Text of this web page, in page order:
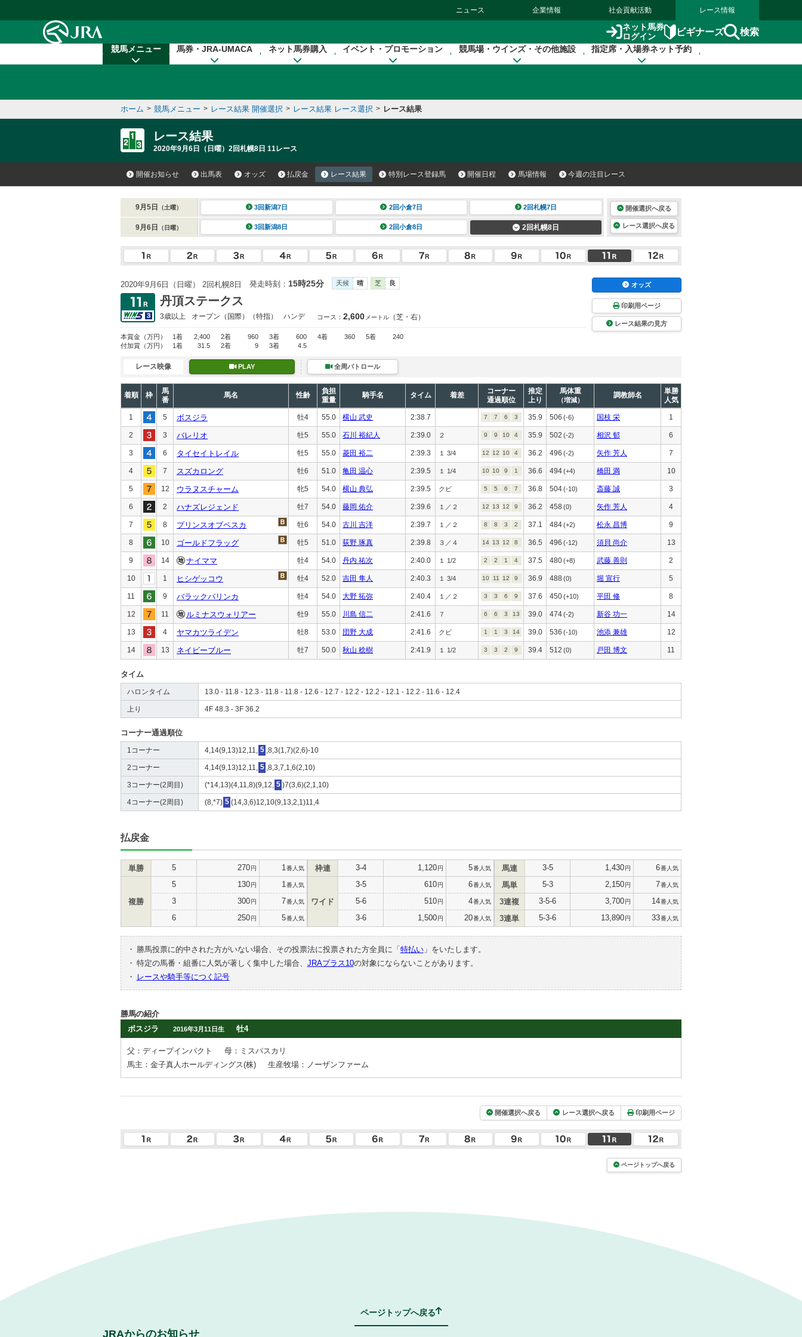
ニュース 企業情報 社会貢献活動 レース情報
ネット馬券
ログイン
ビギナーズ 検索
競馬メニュー 馬券・JRA-UMACA ネット馬券購入 イベント・プロモーション 競馬場・ウインズ・その他施設 指定席・入場券ネット予約
ホーム > 競馬メニュー > レース結果 開催選択 > レース結果 レース選択 > レース結果
レース結果
2020年9月6日（日曜）2回札幌8日 11レース
開催お知らせ 出馬表 オッズ 払戻金 レース結果 特別レース登録馬 開催日程 馬場情報 今週の注目レース
9月5日 （土曜） 3回新潟7日 2回小倉7日 2回札幌7日
9月6日 （日曜） 3回新潟8日 2回小倉8日 2回札幌8日
開催選択へ戻る
レース選択へ戻る
2020年9月6日（日曜） 2回札幌8日 発走時刻： 15時25分 天候 晴 芝 良
丹頂ステークス
3歳以上 オープン （国際）（特指） ハンデ コース： 2,600 メートル （芝・右）
本賞金 （万円） 1着 2,400 2着 960 3着 600 4着 360 5着
240
付加賞 （万円） 1着 31.5 2着 9 3着 4.5
オッズ
印刷用ページ
レース結果の見方
レース映像 PLAY 全周パトロール
着順 枠
馬
番
馬名 性齢
負担
重量
騎手名 タイム 着差
コーナー
通過順位
推定
上り
馬体重
（増減）
調教師名
単勝
人気
1 5 ボスジラ 牡4 55.0 横山 武史 2:38.7 7 7 6 3 35.9 506 (-6) 国枝 栄 1
2 3 バレリオ 牡5 55.0 石川 裕紀人 2:39.0 ２ 9 9 10 4 35.9 502 (-2) 相沢 郁 6
3 6 タイセイトレイル 牡5 55.0 菱田 裕二 2:39.3 １ 3/4 12 12 10 4 36.2 496 (-2) 矢作 芳人 7
4 7 スズカロング 牡6 51.0 亀田 温心 2:39.5 １ 1/4 10 10 9 1 36.6 494(+4) 橋田 満 10
5 12 ウラヌスチャーム 牝5 54.0 横山 典弘 2:39.5 クビ 5 5 6 7 36.8 504(-10) 斎藤 誠 3
6 2 ハナズレジェンド 牡7 54.0 藤岡 佑介 2:39.6 １／２ 12 13 12 9 36.2 458 (0) 矢作 芳人 4
7 8 プリンスオブペスカ 牡6 54.0 古川 吉洋 2:39.7 １／２ 8 8 3 2 37.1 484(+2) 松永 昌博 9
8 10 ゴールドフラッグ 牡5 51.0 荻野 琢真 2:39.8 ３／４ 14 13 12 8 36.5 496 (-12) 須貝 尚介 13
9 14 ナイママ 牡4 54.0 丹内 祐次 2:40.0 １ 1/2 2 2 1 4 37.5 480(+8) 武藤 善則 2
10 1 ヒシゲッコウ 牡4 52.0 吉田 隼人 2:40.3 １ 3/4 10 11 12 9 36.9 488 (0) 堀 宣行 5
11 9 バラックパリンカ 牡4 54.0 大野 拓弥 2:40.4 １／２ 3 3 6 9 37.6 450(+10) 平田 修 8
12 11 ルミナスウォリアー 牡9 55.0 川島 信二 2:41.6 ７ 6 6 3 13 39.0 474(-2) 新谷 功一 14
13 4 ヤマカツライデン 牡8 53.0 団野 大成 2:41.6 クビ 1 1 3 14 39.0 536 (-10) 池添 兼雄 12
14 13 ネイビーブルー 牡7 50.0 秋山 稔樹 2:41.9 １ 1/2 3 3 2 9 39.4 512 (0) 戸田 博文 11
タイム
ハロンタイム 13.0 - 11.8 - 12.3 - 11.8 - 11.8 - 12.6 - 12.7 - 12.2 - 12.2 - 12.1 - 12.2 - 11.6 - 12.4
上り 4F 48.3 - 3F 36.2
コーナー通過順位
1コーナー 4,14(9,13)12,11, 5 ,8,3(1,7)(2,6)-10
2コーナー 4,14(9,13)12,11, 5 ,8,3,7,1,6(2,10)
3コーナー(2周目) (*14,13)(4,11,8)(9,12, 5 )7(3,6)(2,1,10)
4コーナー(2周目) (8,*7) 5 (14,3,6)12,10(9,13,2,1)11,4
払戻金
単勝 5 270円 1 番人気
複勝
5 130円 1 番人気
3 300円 7番人気
6 250円 5番人気
枠連 3-4 1,120円 5番人気
ワイド
3-5 610円 6番人気
5-6 510円 4番人気
3-6 1,500円 20番人気
馬連 3-5 1,430円 6番人気
馬単 5-3 2,150円 7番人気
3連複 3-5-6 3,700円 14番人気
3連単 5-3-6 13,890円 33番人気
・ 勝馬投票に的中された方がいない場合、その投票法に投票された方全員に「 特払い」をいたします。
・ 特定の馬番・組番に人気が著しく集中した場合、 JRAプラス10の対象にならないことがあります。
・
レースや騎手等につく記号
勝馬の紹介
ボスジラ
2016年3月11日生 牡4
父：ディープインパクト
母：ミスパスカリ
馬主：金子真人ホールディングス(株)
生産牧場：ノーザンファーム
開催選択へ戻る レース選択へ戻る 印刷用ページ
ページトップへ戻る
ページトップへ戻る
JRAからのお知らせ